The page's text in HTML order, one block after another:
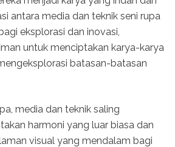
antara media dan teknik seni rupa
eksplorasi dan inovasi,
untuk menciptakan karya-karya
batasan-batasan
media dan teknik saling
harmoni yang luar biasa dan
visual yang mendalam bagi